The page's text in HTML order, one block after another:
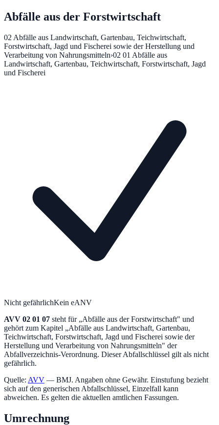
Abfälle aus der Forstwirtschaft
02 Abfälle aus Landwirtschaft, Gartenbau, Teichwirtschaft,
Forstwirtschaft, Jagd und Fischerei sowie der Herstellung und
Verarbeitung von Nahrungsmitteln›02 01 Abfälle aus
Landwirtschaft, Gartenbau, Teichwirtschaft, Forstwirtschaft, Jagd
und Fischerei
Nicht gefährlichKein eANV
AVV 02 01 07 steht für „Abfälle aus der Forstwirtschaft" und
gehört zum Kapitel „Abfälle aus Landwirtschaft, Gartenbau,
Teichwirtschaft, Forstwirtschaft, Jagd und Fischerei sowie der
Herstellung und Verarbeitung von Nahrungsmitteln" der
Abfallverzeichnis-Verordnung. Dieser Abfallschlüssel gilt als nicht
gefährlich.
Quelle: AVV — BMJ. Angaben ohne Gewähr. Einstufung bezieht
sich auf den generischen Abfallschlüssel, Einzelfall kann
abweichen. Es gelten die aktuellen amtlichen Fassungen.
Umrechnung